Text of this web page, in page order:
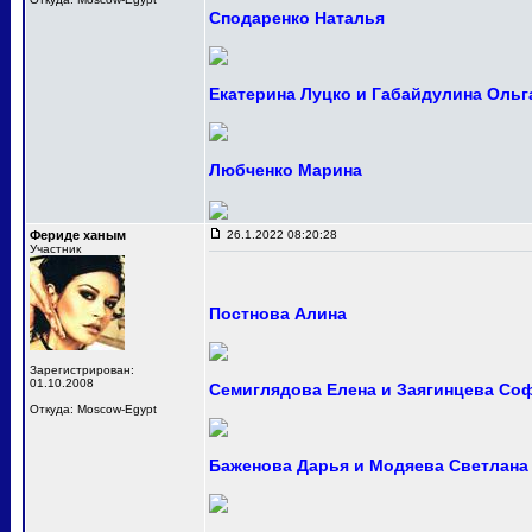
Сподаренко Наталья
Екатерина Луцко и Габайдулина
Любченко Марина
Фериде ханым
Участник
Зарегистрирован:
01.10.2008
Откуда: Moscow-Egypt
26.1.2022 08:20:28
Постнова Алина
Семиглядова Елена и Заягинцева
Баженова Дарья и Модяева Светлана